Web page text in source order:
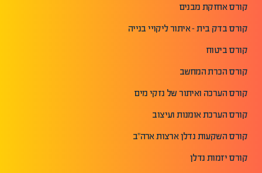
קורס אחזקת מבנים
קורס בדק בית - איתור ליקויי בנייה
קורס ביטוח
קורס הכרת המחשב
קורס הערכה ואיתור של נזקי מים
קורס הערכת אומנות ועיצוב
קורס השקעות נדלן ארצות ארה"ב
קורס יזמות נדלן